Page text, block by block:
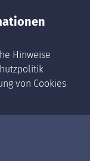
Hinweise
von Cookies